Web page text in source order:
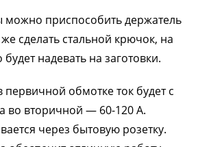
можно приспособить держатель
сделать стальной крючок, на
надевать на заготовки.
первичной обмотке ток будет с
во вторичной — 60-120 А.
через бытовую розетку.